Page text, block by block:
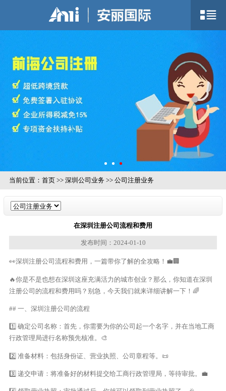
当前位置： 首页>> 深圳公司业务 >> 公司注册业务
在深圳注册公司流程和费用
发布时间：2024-01-10
👀深圳注册公司流程和费用，一篇带你了解的全攻略！💼🏢
🔥你是不是也想在深圳这座充满活力的城市创业？那么，你知道在深圳
注册公司的流程和费用吗？别急，今天我们就来详细讲解一下！🌈
## 一、深圳注册公司的流程
1️⃣ 确定公司名称：首先，你需要为你的公司起一个名字，并在当地工商
行政管理局进行名称预先核准。🎨
2️⃣ 准备材料：包括身份证、营业执照、公司章程等。📜
3️⃣ 递交申请：将准备好的材料提交给工商行政管理局，等待审批。💼